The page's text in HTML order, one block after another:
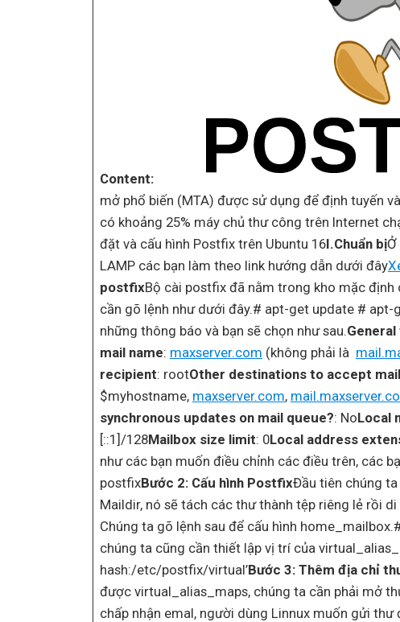
Content:
mở phổ biến (MTA) được sử dụng để định tuyến
có khoảng 25% máy chủ thư công trên Internet
đặt và cấu hình Postfix trên Ubuntu 16I.Chuẩn bị
LAMP các bạn làm theo link hướng dẫn dưới đây
postfixBộ cài postfix đã nằm trong kho mặc định
cần gõ lệnh như dưới đây.# apt-get update #
những thông báo và bạn sẽ chọn như sau.
mail name: maxserver.com (không phải là
recipient: rootOther destinations to accept
$myhostname, maxserver.com,
synchronous updates on mail queue?: NoLocal
[::1]/128Mailbox size limit: 0Local address
như các bạn muốn điều chỉnh các điều trên, các
postfixBước 2: Cấu hình PostfixĐầu tiên chúng
Maildir, nó sẽ tách các thư thành tệp riêng lẻ rồi
Chúng ta gõ lệnh sau để cấu hình
chúng ta cũng cần thiết lập vị trí của
hash:/etc/postfix/virtual’Bước 3: Thêm địa chỉ
được virtual_alias_maps, chúng ta cần phải mở
chấp nhận emal, người dùng Linnux muốn gửi